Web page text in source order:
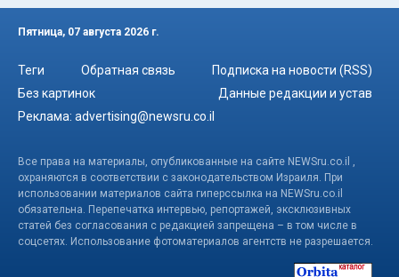
Пятница, 07 августа 2026 г.
Теги Обратная связь
Подписка на новости (RSS)
Без картинок
Данные редакции и устав
Реклама: advertising@newsru.co.il
Все права на материалы, опубликованные на сайте NEWSru.co.il ,
охраняются в соответствии с законодательством Израиля. При
использовании материалов сайта гиперссылка на NEWSru.co.il
обязательна. Перепечатка интервью, репортажей, эксклюзивных
статей без согласования с редакцией запрещена – в том числе в
соцсетях. Использование фотоматериалов агентств не разрешается.